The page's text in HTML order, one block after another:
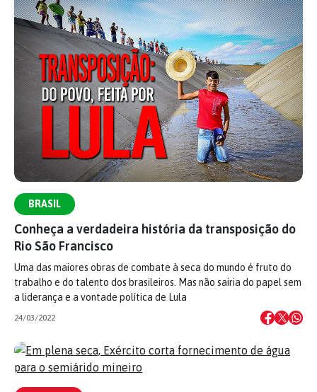
BRASIL
Conheça a verdadeira história da transposição do
Rio São Francisco
Uma das maiores obras de combate à seca do mundo é fruto do
trabalho e do talento dos brasileiros. Mas não sairia do papel sem
a liderança e a vontade política de Lula
24/03/2022